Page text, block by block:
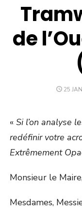
de
25
« Si l’on analyse
redéfinir votre
Extrêmement
Monsieur le
Mesdames,